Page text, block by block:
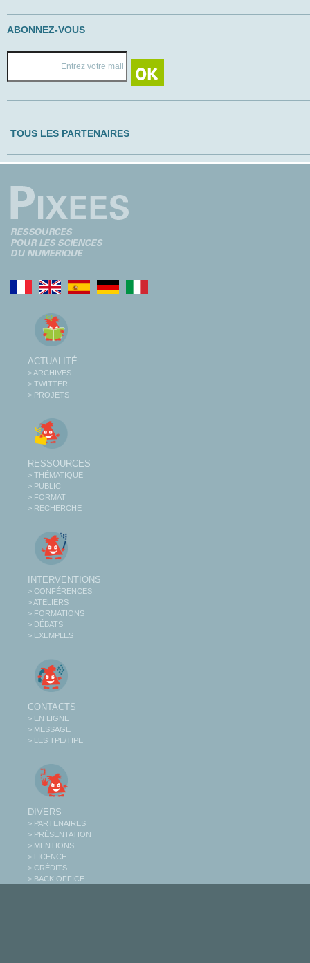
ABONNEZ-VOUS
TOUS LES PARTENAIRES
ACTUALITÉ
> ARCHIVES
> TWITTER
> PROJETS
RESSOURCES
> THÉMATIQUE
> PUBLIC
> FORMAT
> RECHERCHE
INTERVENTIONS
> CONFÉRENCES
> ATELIERS
> FORMATIONS
> DÉBATS
> EXEMPLES
CONTACTS
> EN LIGNE
> MESSAGE
> LES TPE/TIPE
DIVERS
> PARTENAIRES
> PRÉSENTATION
> MENTIONS
> LICENCE
> CRÉDITS
> BACK OFFICE